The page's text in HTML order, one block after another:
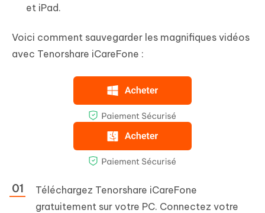
et iPad.
Voici comment sauvegarder les magnifiques vidéos
avec Tenorshare iCareFone :
Téléchargez Tenorshare iCareFone
gratuitement sur votre PC. Connectez votre